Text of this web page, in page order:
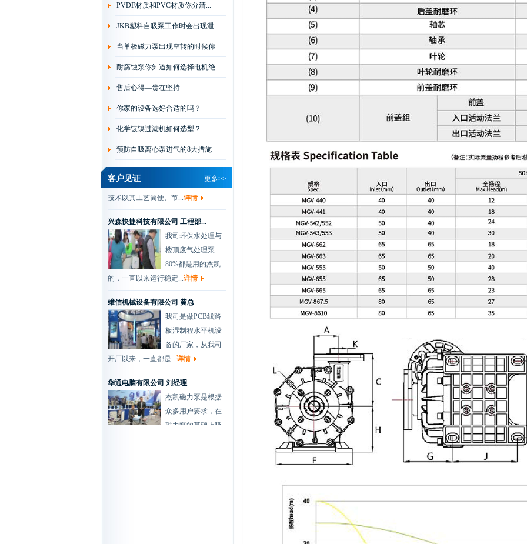
PVDF材质和PVC材质你分清...
JKB塑料自吸泵工作时会出现泄...
当单极磁力泵出现空转的时候你
会...
耐腐蚀泵你知道如何选择电机绝
缘...
售后心得—贵在坚持
你家的设备选好合适的吗？
化学镀镍过滤机如何选型？
预防自吸离心泵进气的8大措施
更多>>
客户见证
开厂以来，一直都是...详情
华通电脑有限公司 刘经理
杰凯磁力泵是根据
众多用户要求，在
磁力泵的基础上吸
取国外新技术，并经公...详情
协和电镀有限公司 肖总
我们做化学镀过滤
是一种新型的金属
技术以其工艺简便、节...详情
兴森快捷科技有限公司 工程部...
我司环保水处理与
楼顶废气处理泵
80%都是用的杰凯
的，一直以来运行稳定...详情
维信机械设备有限公司 黄总
我司是做PCB线路
板湿制程水平机设
备的厂家，从我司
开厂以来，一直都是...详情
华通电脑有限公司 刘经理
杰凯磁力泵是根据
众多用户要求，在
磁力泵的基础上吸